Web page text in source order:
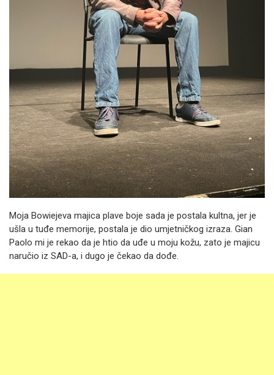
Moja Bowiejeva majica plave boje sada je postala kultna, jer je
ušla u tuđe memorije, postala je dio umjetničkog izraza. Gian
Paolo mi je rekao da je htio da uđe u moju kožu, zato je majicu
naručio iz SAD-a, i dugo je čekao da dođe.